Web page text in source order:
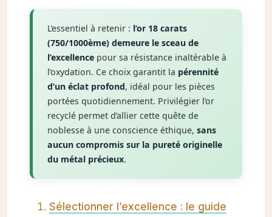
L’essentiel à retenir : l’or 18 carats
(750/1000ème) demeure le sceau de
l’excellencepour sa résistance inaltérable à
l’oxydation. Ce choix garantit la pérennité
d’un éclat profond, idéal pour les pièces
portées quotidiennement. Privilégier l’or
recyclé permet d’allier cette quête de
noblesse à une conscience éthique, sans
aucun compromis sur la pureté originelle
du métal précieux.
Sélectionner l’excellence : le guide